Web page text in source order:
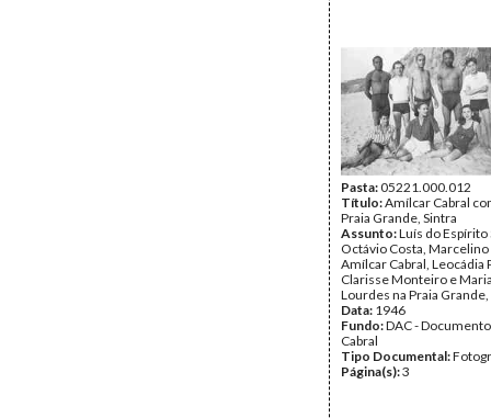
Pasta:05221.000.012
Título:Amílcar Cabral
Praia Grande, Sintra
Assunto:Luís do Espírito
Octávio Costa, Marcelino
Amílcar Cabral, Leocádia
Clarisse Monteiro e
Lourdes na Praia
Data: 1946
Fundo:DAC -
Cabral
Tipo Documental:
Página(s):3